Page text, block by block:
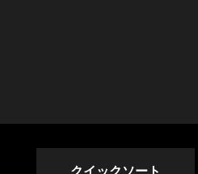
クイックソート